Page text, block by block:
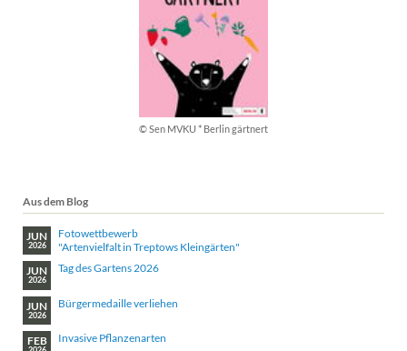
© Sen MVKU * Berlin gärtnert
Aus dem Blog
JUN
2026
Fotowettbewerb
"Artenvielfalt in Treptows Kleingärten"
JUN
2026
Tag des Gartens 2026
JUN
2026
Bürgermedaille verliehen
FEB Invasive Pflanzenarten